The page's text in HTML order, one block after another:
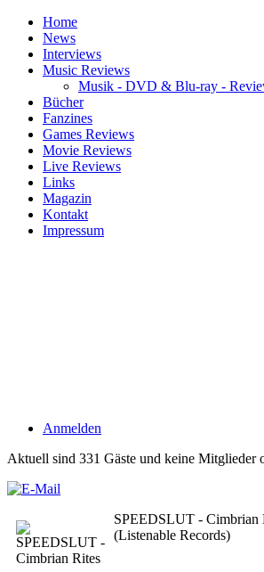
Home
News
Interviews
Music Reviews
Musik - DVD & Blu-ray -
Bücher
Fanzines
Games Reviews
Movie Reviews
Live Reviews
Links
Magazin
Kontakt
Impressum
Anmelden
Aktuell sind 331 Gäste und keine Mitglieder
SPEEDSLUT - Cimbrian
(Listenable Records)